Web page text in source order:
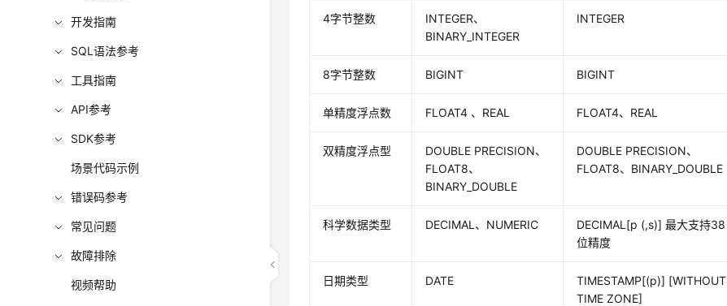
开发指南
SQL语法参考
工具指南
API参考
SDK参考
场景代码示例
错误码参考
常见问题
故障排除
视频帮助
4字节整数
INTEGER、
BINARY_INTEGER
INTEGER
8字节整数 BIGINT BIGINT
单精度浮点数 FLOAT4 、REAL FLOAT4、REAL
双精度浮点型
DOUBLE PRECISION、
FLOAT8、
BINARY_DOUBLE
DOUBLE PRECISION、
FLOAT8、BINARY_DOUBLE
科学数据类型 DECIMAL、NUMERIC
DECIMAL[p (,s)] 最大支持38
位精度
日期类型 DATE
TIMESTAMP[(p)] [WITHOUT
TIME ZONE]